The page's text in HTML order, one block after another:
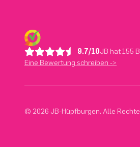
9.7/10JB hat 155
Eine Bewertung schreiben ->
© 2026 JB-Hüpfburgen. Alle